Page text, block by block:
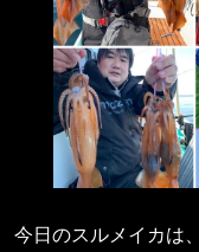
今日のスルメイカは